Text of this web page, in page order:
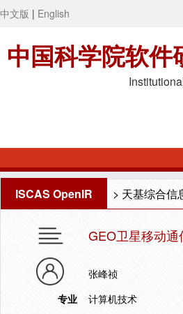
中文版 | English
中国科学院软件
ISCAS OpenIR > 天基综合信
GEO卫星移动
张峰祯
专业
计算机技术